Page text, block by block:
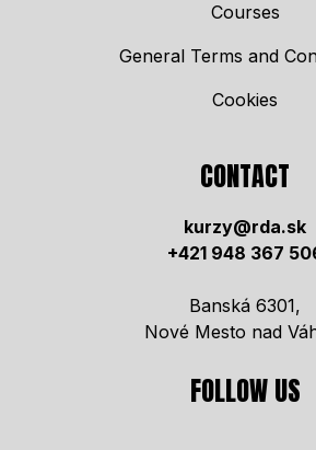
Courses
General Terms and
Cookies
CONTACT
kurzy@rda.sk
+421 948 367
Banská 6301,
Nové Mesto nad
FOLLOW US